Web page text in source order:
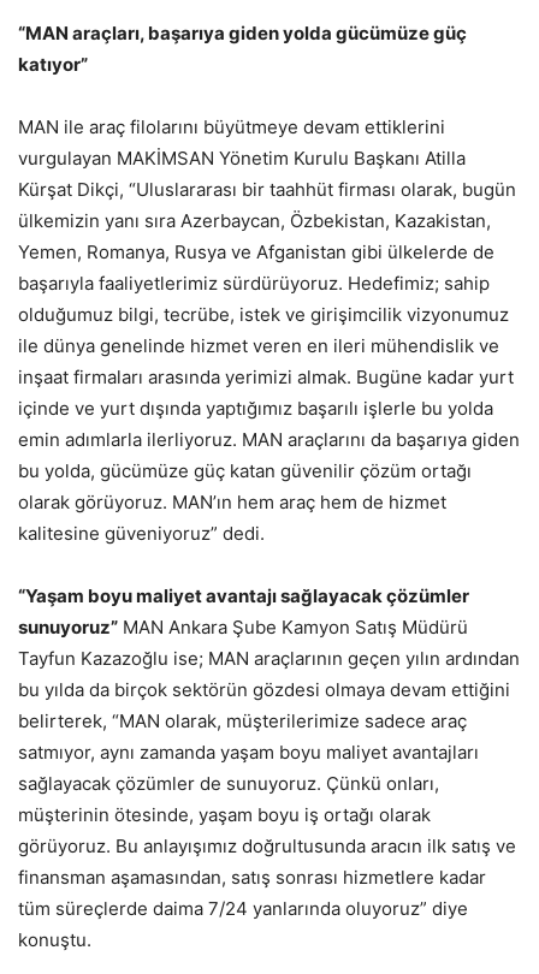
“MAN araçları, başarıya giden yolda gücümüze güç
katıyor”
MAN ile araç filolarını büyütmeye devam ettiklerini
vurgulayan MAKİMSAN Yönetim Kurulu Başkanı Atilla
Kürşat Dikçi, “Uluslararası bir taahhüt firması olarak, bugün
ülkemizin yanı sıra Azerbaycan, Özbekistan, Kazakistan,
Yemen, Romanya, Rusya ve Afganistan gibi ülkelerde de
başarıyla faaliyetlerimiz sürdürüyoruz. Hedefimiz; sahip
olduğumuz bilgi, tecrübe, istek ve girişimcilik vizyonumuz
ile dünya genelinde hizmet veren en ileri mühendislik ve
inşaat firmaları arasında yerimizi almak. Bugüne kadar yurt
içinde ve yurt dışında yaptığımız başarılı işlerle bu yolda
emin adımlarla ilerliyoruz. MAN araçlarını da başarıya giden
bu yolda, gücümüze güç katan güvenilir çözüm ortağı
olarak görüyoruz. MAN’ın hem araç hem de hizmet
kalitesine güveniyoruz” dedi.
“Yaşam boyu maliyet avantajı sağlayacak çözümler
sunuyoruz” MAN Ankara Şube Kamyon Satış Müdürü
Tayfun Kazazoğlu ise; MAN araçlarının geçen yılın ardından
bu yılda da birçok sektörün gözdesi olmaya devam ettiğini
belirterek, “MAN olarak, müşterilerimize sadece araç
satmıyor, aynı zamanda yaşam boyu maliyet avantajları
sağlayacak çözümler de sunuyoruz. Çünkü onları,
müşterinin ötesinde, yaşam boyu iş ortağı olarak
görüyoruz. Bu anlayışımız doğrultusunda aracın ilk satış ve
finansman aşamasından, satış sonrası hizmetlere kadar
tüm süreçlerde daima 7/24 yanlarında oluyoruz” diye
konuştu.